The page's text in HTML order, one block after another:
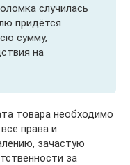
случилась
придётся
сумму,
на
товара необходимо
права и
зачастую
за